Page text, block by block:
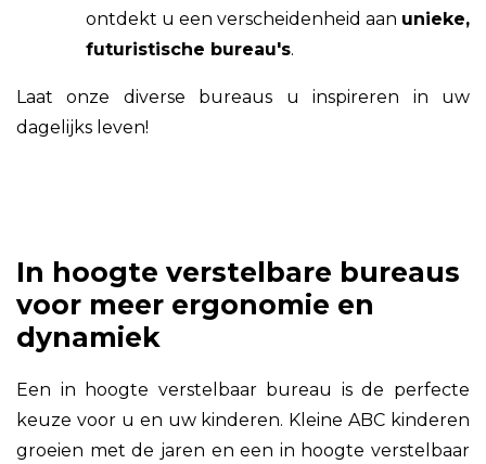
ontdekt u een verscheidenheid aan unieke,
futuristische bureau's.
Laat onze diverse bureaus u inspireren in uw
dagelijks leven!
In hoogte verstelbare bureaus
voor meer ergonomie en
dynamiek
Een in hoogte verstelbaar bureau is de perfecte
keuze voor u en uw kinderen. Kleine ABC kinderen
groeien met de jaren en een in hoogte verstelbaar